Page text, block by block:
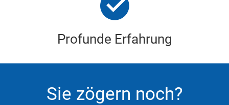
Profunde Erfahrung
Sie zögern noch?